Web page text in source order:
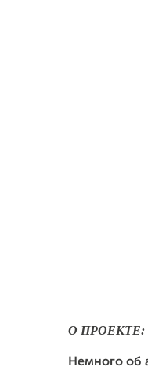
О ПРОЕКТЕ:
Немного об